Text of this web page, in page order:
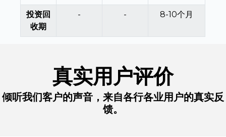
投资回
收期
- - 8-10个月
真实用户评价
倾听我们客户的声音，来自各行各业用户的真实反
馈。